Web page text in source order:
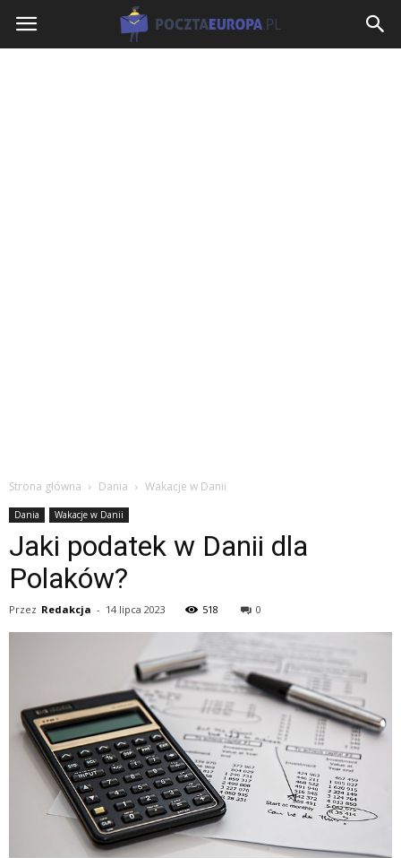
PocztaEuropa.pl
Strona główna Dania Wakacje w Danii
Dania Wakacje w Danii
Jaki podatek w Danii dla
Polaków?
Przez Redakcja - 14 lipca 2023 518 0